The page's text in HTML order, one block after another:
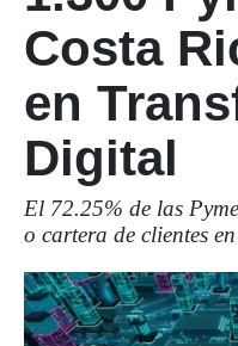
Costa
en
Digital
El 72.25% de las
o cartera de clientes